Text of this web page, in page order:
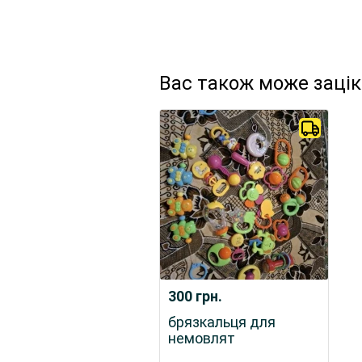
Вас також може
300 грн.
брязкальця для
немовлят